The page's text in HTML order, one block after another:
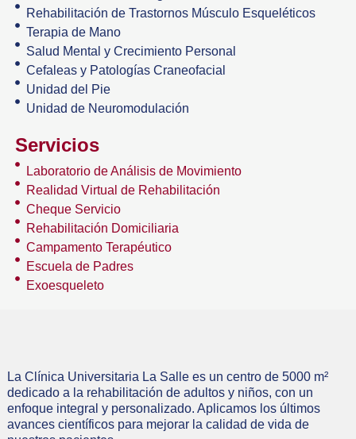
Rehabilitación de Trastornos Músculo Esqueléticos
Terapia de Mano
Salud Mental y Crecimiento Personal
Cefaleas y Patologías Craneofacial
Unidad del Pie
Unidad de Neuromodulación
Servicios
Laboratorio de Análisis de Movimiento
Realidad Virtual de Rehabilitación
Cheque Servicio
Rehabilitación Domiciliaria
Campamento Terapéutico
Escuela de Padres
Exoesqueleto
La Clínica Universitaria La Salle es un centro de 5000 m²
dedicado a la rehabilitación de adultos y niños, con un
enfoque integral y personalizado. Aplicamos los últimos
avances científicos para mejorar la calidad de vida de